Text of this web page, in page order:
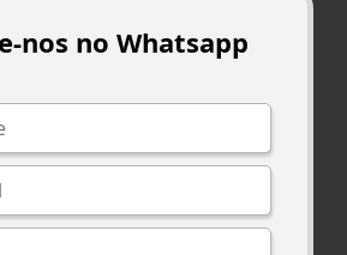
nos no Whatsapp